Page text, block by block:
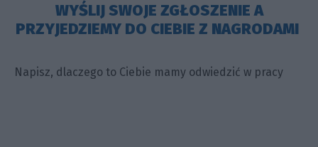
WYŚLIJ SWOJE ZGŁOSZENIE A
PRZYJEDZIEMY DO CIEBIE Z NAGRODAMI
Napisz, dlaczego to Ciebie mamy odwiedzić w pracy